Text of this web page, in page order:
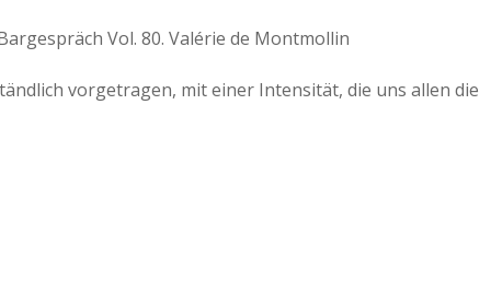
vorgetragen, mit einer Intensität, die uns allen die